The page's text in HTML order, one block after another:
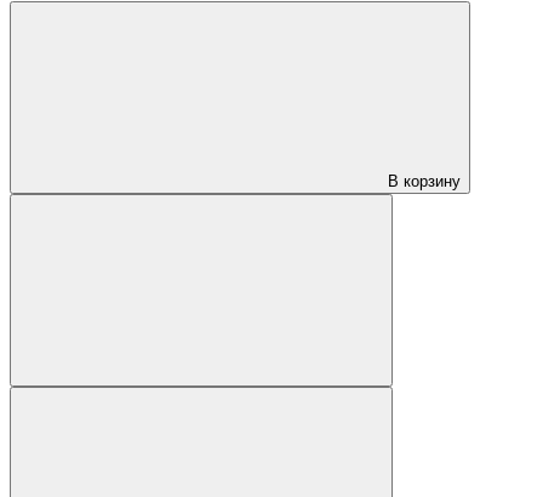
В корзину